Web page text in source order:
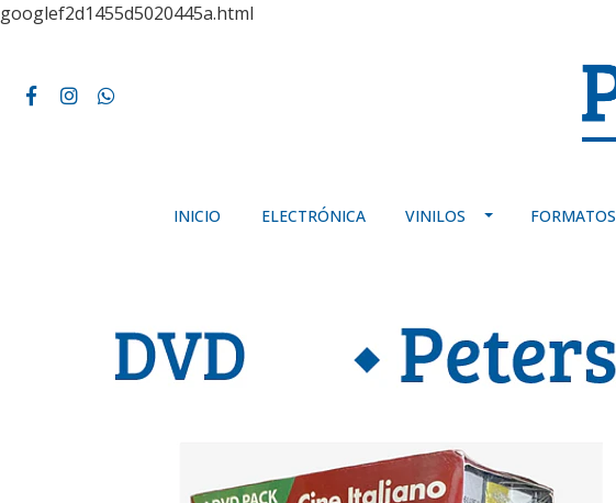
googlef2d1455d5020445a.html
INICIO ELECTRÓNICA VINILOS FORMATOS